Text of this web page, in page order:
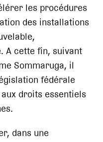
les procédures
des installations
A cette fin, suivant
Sommaruga, il
fédérale
droits essentiels
dans une